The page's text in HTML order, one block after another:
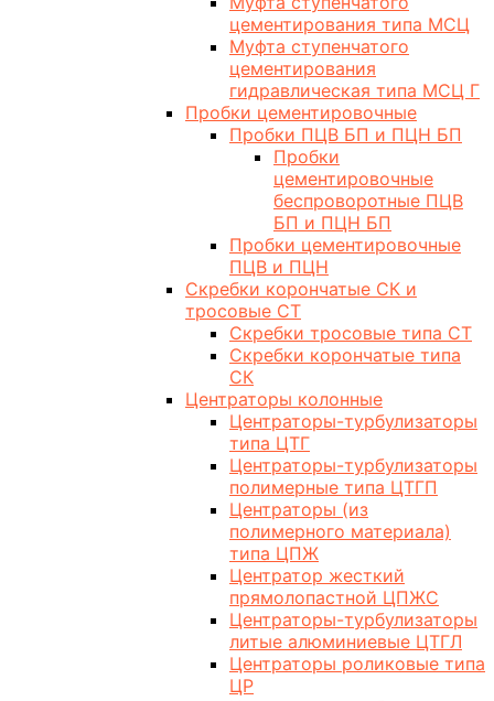
цементирования типа МСЦ
Муфта ступенчатого
цементирования
гидравлическая типа МСЦ Г
Пробки цементировочные
Пробки ПЦВ БП и ПЦН БП
Пробки
цементировочные
беспроворотные ПЦВ
БП и ПЦН БП
Пробки цементировочные
ПЦВ и ПЦН
Скребки корончатые СК и
тросовые СТ
Скребки тросовые типа СТ
Скребки корончатые типа
СК
Центраторы колонные
Центраторы-турбулизаторы
типа ЦТГ
Центраторы-турбулизаторы
полимерные типа ЦТГП
Центраторы (из
полимерного материала)
типа ЦПЖ
Центратор жесткий
прямолопастной ЦПЖС
Центраторы-турбулизаторы
литые алюминиевые ЦТГЛ
Центраторы роликовые типа
ЦР